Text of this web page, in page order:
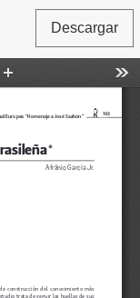
Descargar